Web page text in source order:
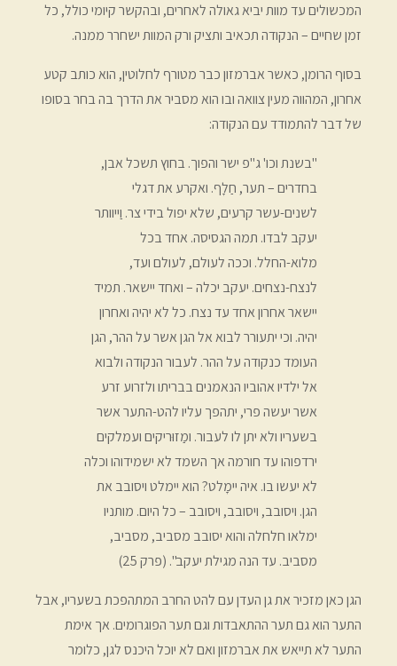
המכשולים עד מוות יביא גאולה לאחרים, ובהקשר קיומי כולל, כל
זמן שחיים – הנקודה תכאיב ותציק ורק המוות ישחרר ממנה.
בסוף הרומן, כאשר אברמזון כבר מטורף לחלוטין, הוא כותב קטע
אחרון, המהווה מעין צוואה ובו הוא מסביר את הדרך בה בחר בסופו
של דבר להתמודד עם הנקודה:
"בשנת וכו' ג"פ ישר והפוך. בחוץ תשכל אבן,
בחדרים – תער, חַלָף. ואקרע את דגלי
לשנים-עשר קרעים, שלא יפול בידי צר. וַייוותר
יעקב לבדו. תמה הגסיסה. אחד בכל
מלוא-החלל. וככה לעולם, לעולם ועד,
לנצח-נצחים. יעקב יכלה – ואחד יישאר. תמיד
יישאר אחרון אחד עד נצח. כל לא יהיה ואחרון
יהיה. וכי יתעורר לבוא אל הגן אשר על ההר, הגן
העומד כנקודה על ההר. לעבור הנקודה ולבוא
אל ילדיו אהוביו הנאמנים בבריתו ולזרוע זרע
אשר יעשה פרי, יתהפך עליו להט-התער אשר
בשעריו ולא יתן לו לעבור. ומַזוּריקים ועמלקים
ירדפוהו עד חורמה אך השמד לא ישמידוהו וכלה
לא יעשו בו. איה יימָלט? הוא יימלט ויסובב את
הגן. ויסובב, ויסובב, ויסובב – כל היום. מותניו
ימלאו חלחלה והוא יסובב מסביב, מסביב,
מסביב. עד הנה מגילת יעקב". (פרק 25)
הגן כאן מזכיר את גן העדן עם להט החרב המתהפכת בשעריו, אבל
התער הוא גם תער ההתאבדות וגם תער הפוגרומים. אך אימת
התער לא תייאש את אברמזון ואם לא יוכל היכנס לגן, כלומר